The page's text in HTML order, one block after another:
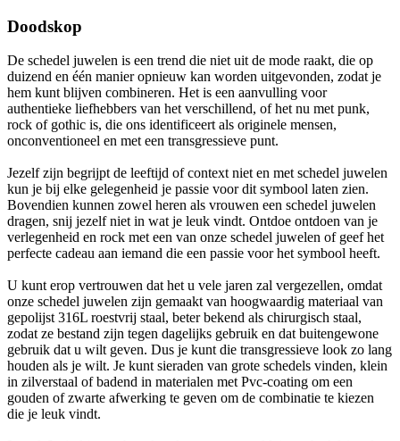
Doodskop
De schedel juwelen is een trend die niet uit de mode raakt, die op
duizend en één manier opnieuw kan worden uitgevonden, zodat je
hem kunt blijven combineren. Het is een aanvulling voor
authentieke liefhebbers van het verschillend, of het nu met punk,
rock of gothic is, die ons identificeert als originele mensen,
onconventioneel en met een transgressieve punt.
Jezelf zijn begrijpt de leeftijd of context niet en met schedel juwelen
kun je bij elke gelegenheid je passie voor dit symbool laten zien.
Bovendien kunnen zowel heren als vrouwen een schedel juwelen
dragen, snij jezelf niet in wat je leuk vindt. Ontdoe ontdoen van je
verlegenheid en rock met een van onze schedel juwelen of geef het
perfecte cadeau aan iemand die een passie voor het symbool heeft.
U kunt erop vertrouwen dat het u vele jaren zal vergezellen, omdat
onze schedel juwelen zijn gemaakt van hoogwaardig materiaal van
gepolijst 316L roestvrij staal, beter bekend als chirurgisch staal,
zodat ze bestand zijn tegen dagelijks gebruik en dat buitengewone
gebruik dat u wilt geven. Dus je kunt die transgressieve look zo lang
houden als je wilt. Je kunt sieraden van grote schedels vinden, klein
in zilverstaal of badend in materialen met Pvc-coating om een ​​
gouden of zwarte afwerking te geven om de combinatie te kiezen
die je leuk vindt.